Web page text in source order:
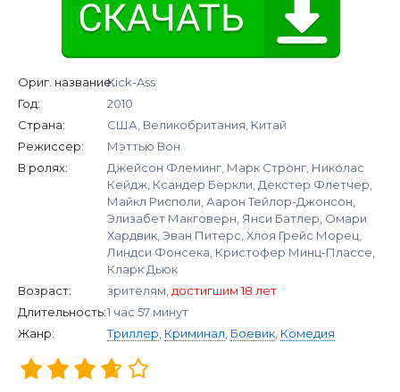
Ориг. название:Kick-Ass
Год:
2010
Страна:
США, Великобритания, Китай
Режиссер:
Мэттью Вон
В ролях:
Джейсон Флеминг, Марк Стронг, Николас
Кейдж, Ксандер Беркли, Декстер Флетчер,
Майкл Рисполи, Аарон Тейлор-Джонсон,
Элизабет Макговерн, Янси Батлер, Омари
Хардвик, Эван Питерс, Хлоя Грейс Морец,
Линдси Фонсека, Кристофер Минц-Плассе,
Кларк Дьюк
Возраст:
зрителям, достигшим 18 лет
Длительность:1 час 57 минут
Жанр:
Триллер Криминал Боевик Комедия